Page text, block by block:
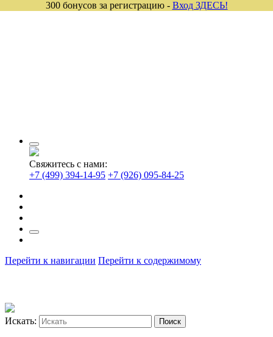
Свяжитесь с нами:
+7 (499) 394-14-95 +7 (926) 095-84-25
Перейти к навигации Перейти к содержимому
Искать:
300 бонусов за регистрацию - Вход ЗДЕСЬ!